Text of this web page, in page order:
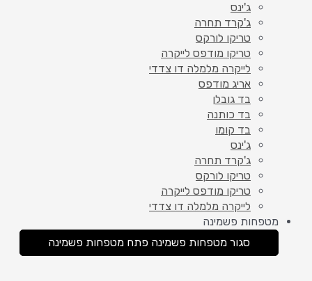
ג'ינס
ג'קרד תחרה
טריקו לורקס
טריקו מודפס לייקרה
לייקרה מלמלה דו צדדי
אריג מודפס
בד גובלן
בד כותנה
בד קומו
ג'ינס
ג'קרד תחרה
טריקו לורקס
טריקו מודפס לייקרה
לייקרה מלמלה דו צדדי
מטפחות פשמינה
סגור מטפחות פשמינה פתח מטפחות פשמינה